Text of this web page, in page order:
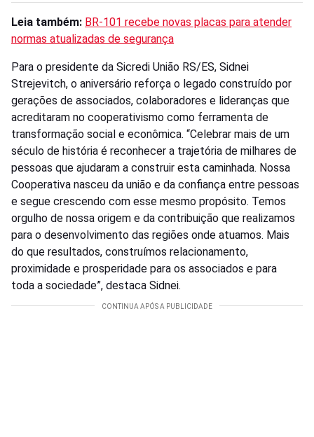
Leia também: BR-101 recebe novas placas para atender
normas atualizadas de segurança
Para o presidente da Sicredi União RS/ES, Sidnei
Strejevitch, o aniversário reforça o legado construído por
gerações de associados, colaboradores e lideranças que
acreditaram no cooperativismo como ferramenta de
transformação social e econômica. “Celebrar mais de um
século de história é reconhecer a trajetória de milhares de
pessoas que ajudaram a construir esta caminhada. Nossa
Cooperativa nasceu da união e da confiança entre pessoas
e segue crescendo com esse mesmo propósito. Temos
orgulho de nossa origem e da contribuição que realizamos
para o desenvolvimento das regiões onde atuamos. Mais
do que resultados, construímos relacionamento,
proximidade e prosperidade para os associados e para
toda a sociedade”, destaca Sidnei.